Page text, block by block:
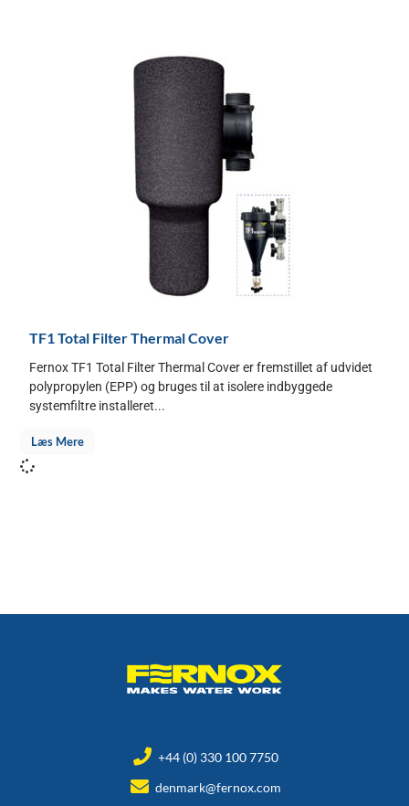
TF1 Total Filter Thermal Cover
Fernox TF1 Total Filter Thermal Cover er fremstillet af udvidet
polypropylen (EPP) og bruges til at isolere indbyggede
systemfiltre installeret...
Læs Mere
+44 (0) 330 100 7750
denmark@fernox.com